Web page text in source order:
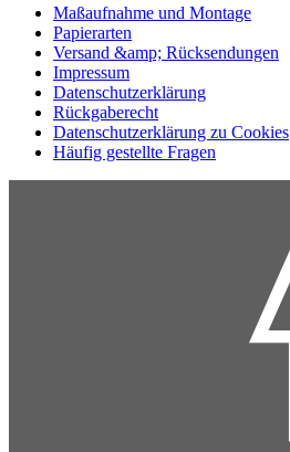
Maßaufnahme und Montage
Papierarten
Versand &amp; Rücksendungen
Impressum
Datenschutzerklärung
Rückgaberecht
Datenschutzerklärung zu Cookies
Häufig gestellte Fragen